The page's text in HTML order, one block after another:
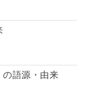
語源・由来